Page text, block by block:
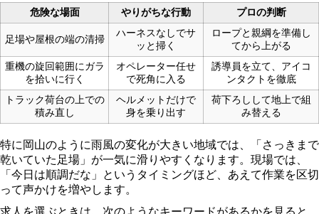
危険な場面 やりがちな行動 プロの判断
足場や屋根の端の清掃
ハーネスなしでサ
ッと掃く
ロープと親綱を準備し
てから上がる
重機の旋回範囲にガラ
を拾いに行く
オペレーター任せ
で死角に入る
誘導員を立て、アイコ
ンタクトを徹底
トラック荷台の上での
積み直し
ヘルメットだけで
身を乗り出す
荷下ろしして地上で組
み替える
特に岡山のように雨風の変化が大きい地域では、「さっきまで
乾いていた足場」が一気に滑りやすくなります。現場では、
「今日は順調だな」というタイミングほど、あえて作業を区切
って声かけを増やします。
求人を選ぶときは、次のようなキーワードがあるかを見ると、